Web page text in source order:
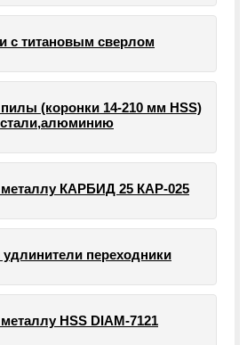
с титановым сверлом
(коронки 14-210 мм HSS)
КАРБИД 25 КАР-025
удлинители переходники
HSS DIAM-7121